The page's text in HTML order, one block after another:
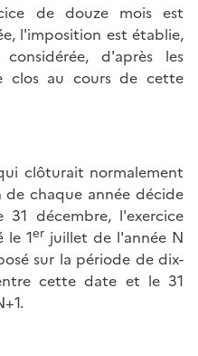
de douze mois est
l'imposition est établie,
d'après les
clos au cours de cette
clôturait normalement
chaque année décide
décembre, l'exercice
le 1er juillet de l'année N
sur la période de dix-
cette date et le 31